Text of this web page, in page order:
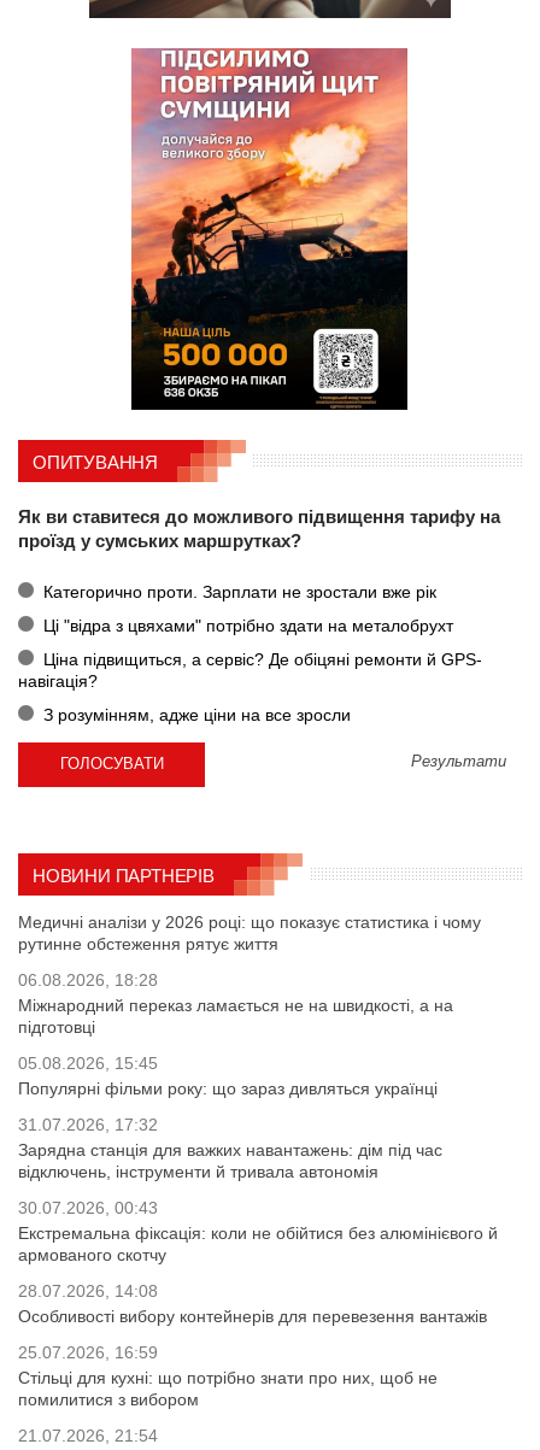
ОПИТУВАННЯ
Як ви ставитеся до можливого підвищення тарифу на
проїзд у сумських маршрутках?
Категорично проти. Зарплати не зростали вже рік
Ці "відра з цвяхами" потрібно здати на металобрухт
Ціна підвищиться, а сервіс? Де обіцяні ремонти й GPS-
навігація?
З розумінням, адже ціни на все зросли
Результати
НОВИНИ ПАРТНЕРІВ
Медичні аналізи у 2026 році: що показує статистика і чому
рутинне обстеження рятує життя
06.08.2026, 18:28
Міжнародний переказ ламається не на швидкості, а на
підготовці
05.08.2026, 15:45
Популярні фільми року: що зараз дивляться українці
31.07.2026, 17:32
Зарядна станція для важких навантажень: дім під час
відключень, інструменти й тривала автономія
30.07.2026, 00:43
Екстремальна фіксація: коли не обійтися без алюмінієвого й
армованого скотчу
28.07.2026, 14:08
Особливості вибору контейнерів для перевезення вантажів
25.07.2026, 16:59
Стільці для кухні: що потрібно знати про них, щоб не
помилитися з вибором
21.07.2026, 21:54